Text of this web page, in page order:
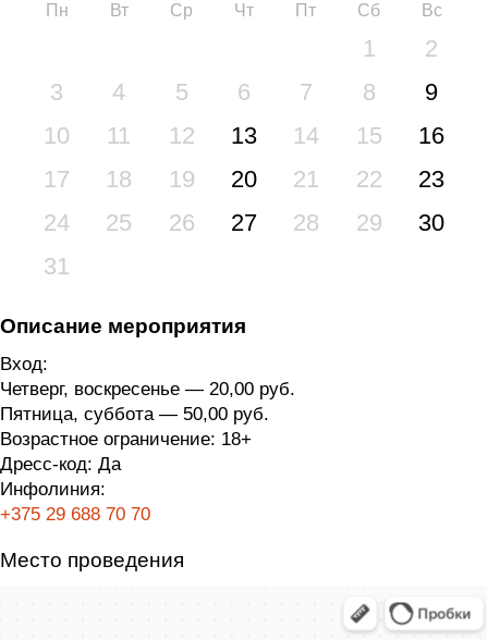
Пн Вт Ср Чт Пт Сб Вс
1
2
3
4 5 6 7 8
9
10
11 12 13 14 15
16
17
18 19 20 21 22
23
24
25 26 27 28 29
30
31
Описание мероприятия
Вход:
Четверг, воскресенье — 20,00 руб.
Пятница, суббота — 50,00 руб.
Возрастное ограничение: 18+
Дресс-код: Да
Инфолиния:
+375 29 688 70 70
Место проведения